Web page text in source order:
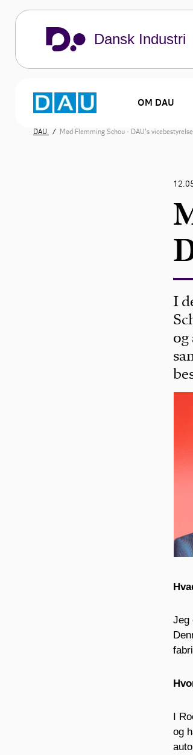
Dansk Industri
OM DAU
DAU Mød Flemming Schou - DAU's
I
Jeg
I
og